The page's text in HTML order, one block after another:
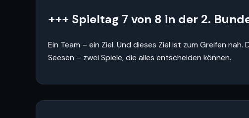
+++ Spieltag 7 von 8 in der 2.
Ein Team – ein Ziel. Und dieses Ziel ist zum Greifen
Seesen – zwei Spiele, die alles entscheiden können.